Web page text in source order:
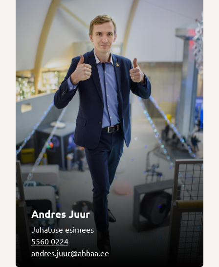
Andres Juur
Juhatuse esimees
5560 0224
andres.juur@ahhaa.ee